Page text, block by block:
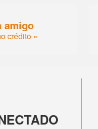
amigo
crédito »